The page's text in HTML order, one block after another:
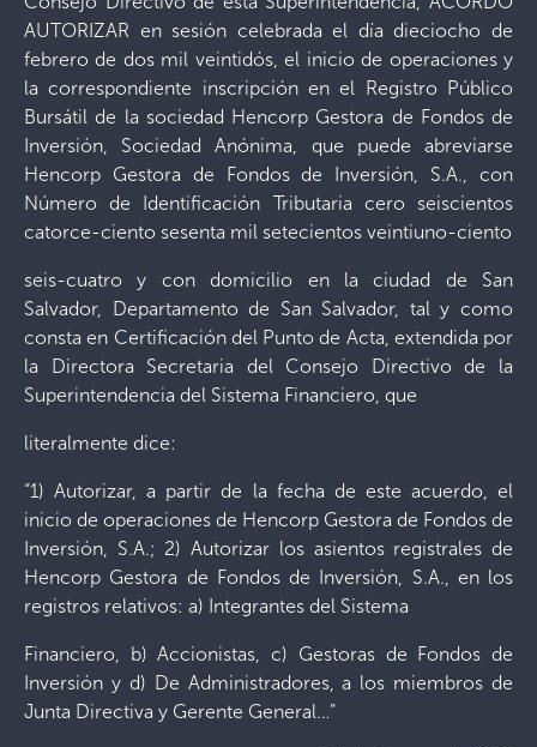
AUTORIZAR en sesión celebrada el día dieciocho de
febrero de dos mil veintidós, el inicio de operaciones y
la correspondiente inscripción en el Registro Público
Bursátil de la sociedad Hencorp Gestora de Fondos de
Inversión, Sociedad Anónima, que puede abreviarse
Hencorp Gestora de Fondos de Inversión, S.A., con
Número de Identificación Tributaria cero seiscientos
catorce-ciento sesenta mil setecientos veintiuno-ciento
seis-cuatro y con domicilio en la ciudad de San
Salvador, Departamento de San Salvador, tal y como
consta en Certificación del Punto de Acta, extendida por
la Directora Secretaria del Consejo Directivo de la
Superintendencia del Sistema Financiero, que
literalmente dice:
“1) Autorizar, a partir de la fecha de este acuerdo, el
inicio de operaciones de Hencorp Gestora de Fondos de
Inversión, S.A.; 2) Autorizar los asientos registrales de
Hencorp Gestora de Fondos de Inversión, S.A., en los
registros relativos: a) Integrantes del Sistema
Financiero, b) Accionistas, c) Gestoras de Fondos de
Inversión y d) De Administradores, a los miembros de
Junta Directiva y Gerente General…”